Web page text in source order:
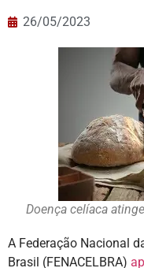
26/05/2023
Doença celíaca
A Federação Nacional
Brasil (FENACELBRA)